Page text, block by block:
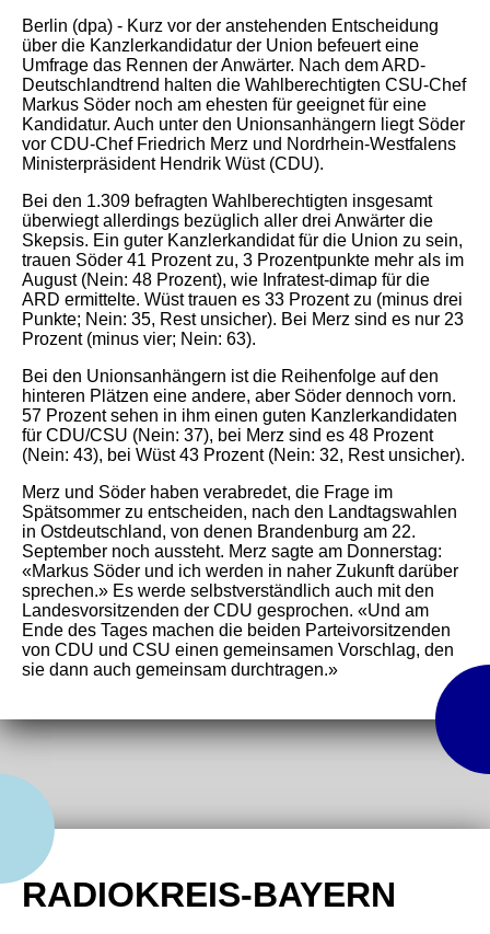
Berlin (dpa) - Kurz vor der anstehenden Entscheidung
über die Kanzlerkandidatur der Union befeuert eine
Umfrage das Rennen der Anwärter. Nach dem ARD-
Deutschlandtrend halten die Wahlberechtigten CSU-Chef
Markus Söder noch am ehesten für geeignet für eine
Kandidatur. Auch unter den Unionsanhängern liegt Söder
vor CDU-Chef Friedrich Merz und Nordrhein-Westfalens
Ministerpräsident Hendrik Wüst (CDU).
Bei den 1.309 befragten Wahlberechtigten insgesamt
überwiegt allerdings bezüglich aller drei Anwärter die
Skepsis. Ein guter Kanzlerkandidat für die Union zu sein,
trauen Söder 41 Prozent zu, 3 Prozentpunkte mehr als im
August (Nein: 48 Prozent), wie Infratest-dimap für die
ARD ermittelte. Wüst trauen es 33 Prozent zu (minus drei
Punkte; Nein: 35, Rest unsicher). Bei Merz sind es nur 23
Prozent (minus vier; Nein: 63).
Bei den Unionsanhängern ist die Reihenfolge auf den
hinteren Plätzen eine andere, aber Söder dennoch vorn.
57 Prozent sehen in ihm einen guten Kanzlerkandidaten
für CDU/CSU (Nein: 37), bei Merz sind es 48 Prozent
(Nein: 43), bei Wüst 43 Prozent (Nein: 32, Rest unsicher).
Merz und Söder haben verabredet, die Frage im
Spätsommer zu entscheiden, nach den Landtagswahlen
in Ostdeutschland, von denen Brandenburg am 22.
September noch aussteht. Merz sagte am Donnerstag:
«Markus Söder und ich werden in naher Zukunft darüber
sprechen.» Es werde selbstverständlich auch mit den
Landesvorsitzenden der CDU gesprochen. «Und am
Ende des Tages machen die beiden Parteivorsitzenden
von CDU und CSU einen gemeinsamen Vorschlag, den
sie dann auch gemeinsam durchtragen.»
RADIOKREIS-BAYERN